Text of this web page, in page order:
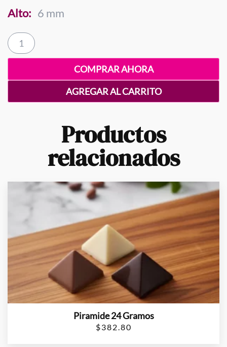
Alto: 6 mm
Choco
Chispas
Gramos
AGREGAR AL CARRITO
COMPRAR AHORA
Productos
relacionados
Piramide 24 Gramos
$382.80